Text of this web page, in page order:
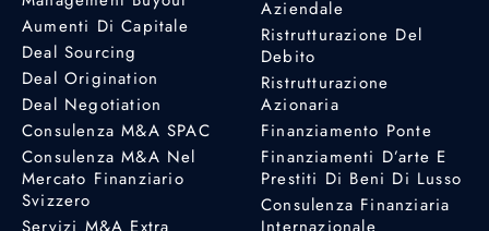
Aumenti Di Capitale
Deal Sourcing
Deal Origination
Deal Negotiation
Consulenza M&A SPAC
Consulenza M&A Nel
Mercato Finanziario
Svizzero
Aziendale
Ristrutturazione Del
Debito
Ristrutturazione
Azionaria
Finanziamento Ponte
Finanziamenti D’arte E
Prestiti Di Beni Di Lusso
Consulenza Finanziaria